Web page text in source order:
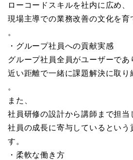
ローコードスキルを社内に広め、
現場主導での業務改善の文化を育
。
・グループ社員への貢献実感
グループ社員全員がユーザーであ
近い距離で一緒に課題解決に取り
。
また、
社員研修の設計から講師まで担当
社員の成長に寄与しているという
す。
・柔軟な働き方